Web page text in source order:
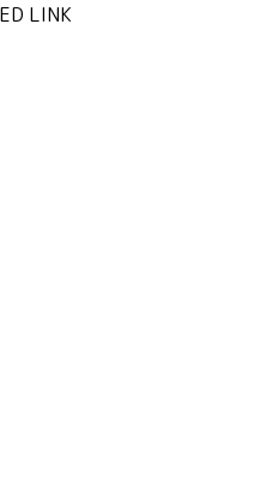
LINK